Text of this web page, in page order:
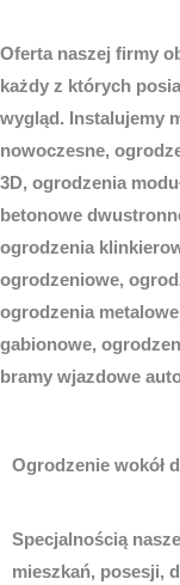
Oferta naszej firmy
każdy z których
wygląd. Instalujemy
nowoczesne,
3D, ogrodzenia
betonowe
ogrodzenia
ogrodzeniowe,
ogrodzenia
gabionowe,
bramy wjazdowe
Ogrodzenie wokół
Specjalnością
mieszkań, posesji,